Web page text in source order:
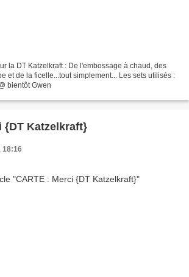
la DT Katzelkraft : De l'embossage à chaud, des
et de la ficelle...tout simplement... Les sets utilisés :
bientôt Gwen
{DT Katzelkraft}
18:16